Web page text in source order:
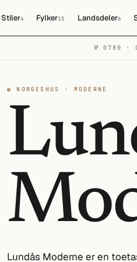
Stiler4 Fylker15 Landsdeler6
№ 0780 ·
◍ NORGESHUS · MODERNE
Lundås Moderne er en